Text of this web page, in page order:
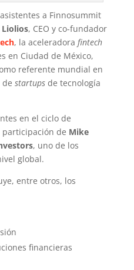
a Finnosummit
, CEO y co-fundador
, la aceleradora fintech
en Ciudad de México,
referente mundial en
de startups de tecnología
en el ciclo de
participación de Mike
, uno de los
global.
entre otros, los
financieras